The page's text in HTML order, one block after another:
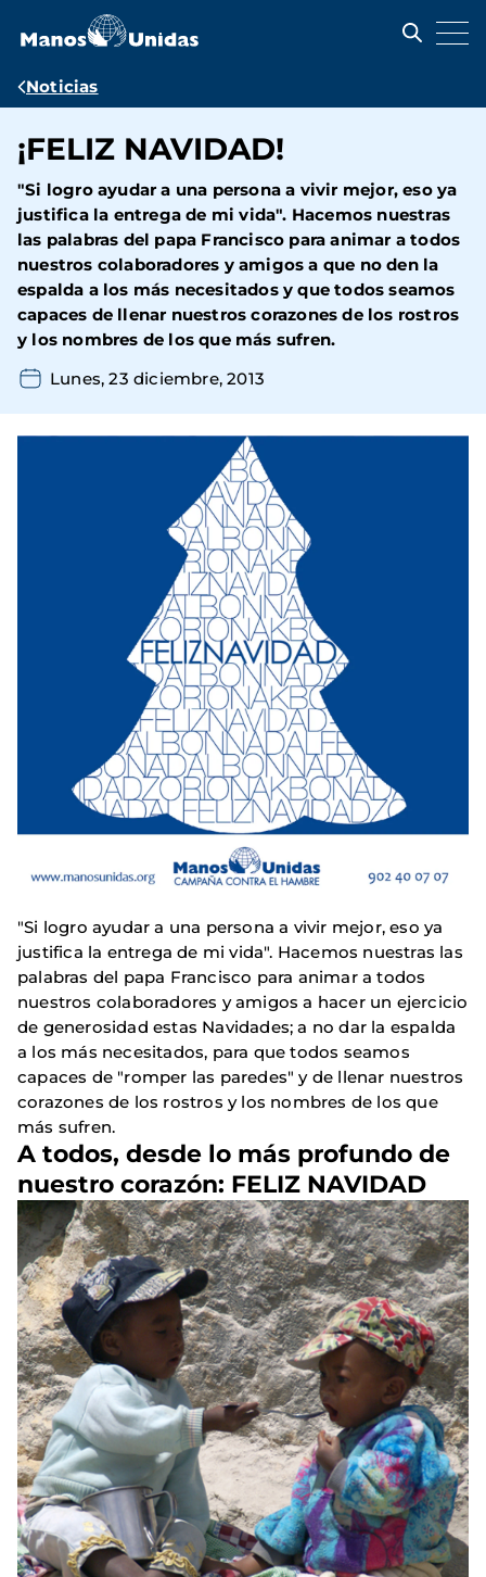
contenido
Ruta
navegación
Noticias
¡FELIZ NAVIDAD!
"Si logro ayudar a una persona a vivir mejor, eso ya
justifica la entrega de mi vida". Hacemos nuestras
las palabras del papa Francisco para animar a todos
nuestros colaboradores y amigos a que no den la
espalda a los más necesitados y que todos seamos
capaces de llenar nuestros corazones de los rostros
y los nombres de los que más sufren.
Lunes, 23 diciembre, 2013
"Si logro ayudar a una persona a vivir mejor, eso ya
justifica la entrega de mi vida". Hacemos nuestras las
palabras del papa Francisco para animar a todos
nuestros colaboradores y amigos a hacer un ejercicio
de generosidad estas Navidades; a no dar la espalda
a los más necesitados, para que todos seamos
capaces de "romper las paredes" y de llenar nuestros
corazones de los rostros y los nombres de los que
más sufren.
A todos, desde lo más profundo de
nuestro corazón: FELIZ NAVIDAD